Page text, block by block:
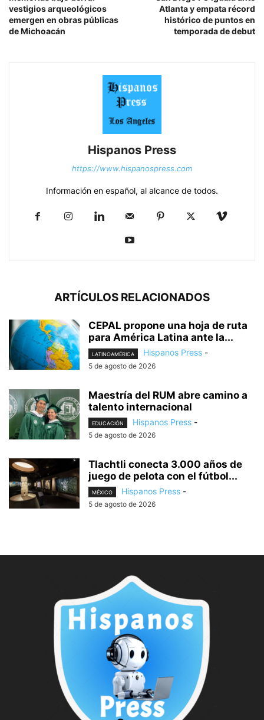
vestigios arqueológicos
emergen en obras públicas
de Michoacán
Atlanta y empata récord
histórico de puntos en
temporada de debut
Hispanos Press
https://www.hispanospress.com
Información en español, al alcance de todos.
ARTÍCULOS RELACIONADOS
CEPAL propone una hoja de ruta
para América Latina ante la...
LATINOAMÉRICA Hispanos Press -
5 de agosto de 2026
Maestría del RUM abre camino a
talento internacional
EDUCACIÓN Hispanos Press -
5 de agosto de 2026
Tlachtli conecta 3.000 años de
juego de pelota con el fútbol...
MÉXICO Hispanos Press -
5 de agosto de 2026